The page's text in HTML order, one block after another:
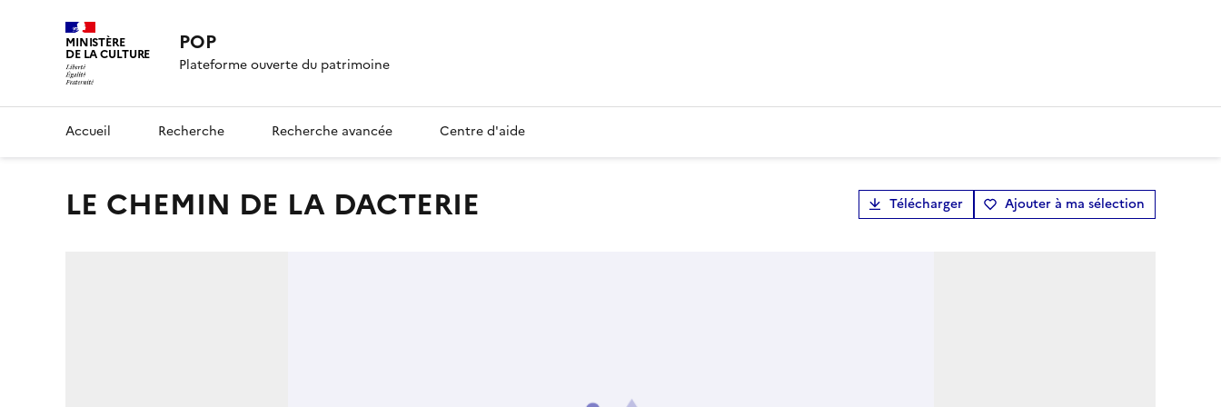
MINISTÈRE
DE LA CULTURE POP
Plateforme ouverte du patrimoine
Accueil Recherche Recherche avancée Centre d'aide
LE CHEMIN DE LA DACTERIE Télécharger Ajouter à ma sélection